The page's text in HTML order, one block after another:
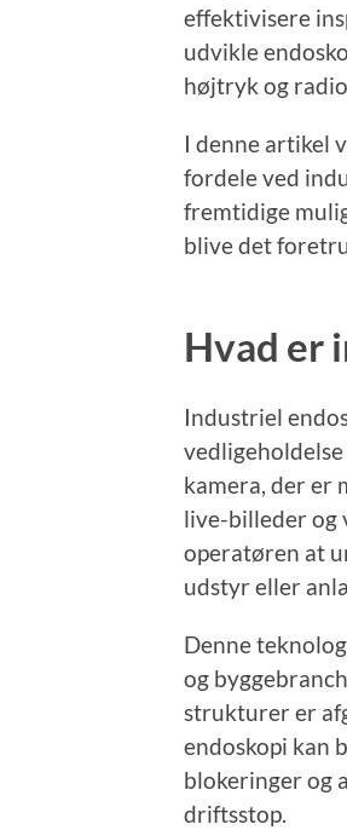
effektivisere
udvikle
højtryk og
I denne artikel
fordele ved
fremtidige
blive det
Hvad er
Industriel
kamera, der er
live-billeder og
operatøren at
udstyr eller
Denne
og
strukturer er
endoskopi kan
blokeringer og
driftsstop.